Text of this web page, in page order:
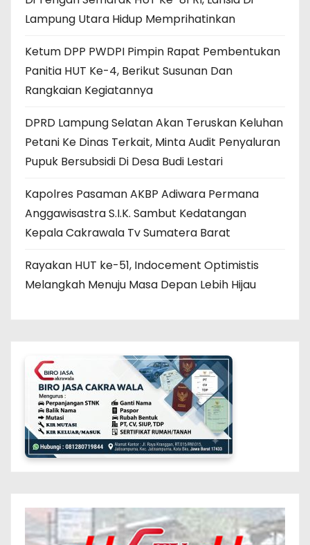
Lampung Utara Hidup Memprihatinkan
Ketum DPP PWDPI Pimpin Rapat Pembentukan
Panitia HUT Ke-4, Berikut Susunan Dan
Rangkaian Kegiatannya
DPRD Lampung Selatan Akan Teruskan Keluhan
Petani Ke Dinas Terkait, Minta Audit Penyaluran
Pupuk Bersubsidi Di Desa Budi Lestari
Kapolres Pasaman AKBP Adiwara Permana
Anggawisastra S.I.K. Sambut Kedatangan
Kepala Cakrawala Tv Sumatera Barat
Rayakan HUT ke-51, Indocement Optimistis
Melangkah Menuju Masa Depan Lebih Hijau